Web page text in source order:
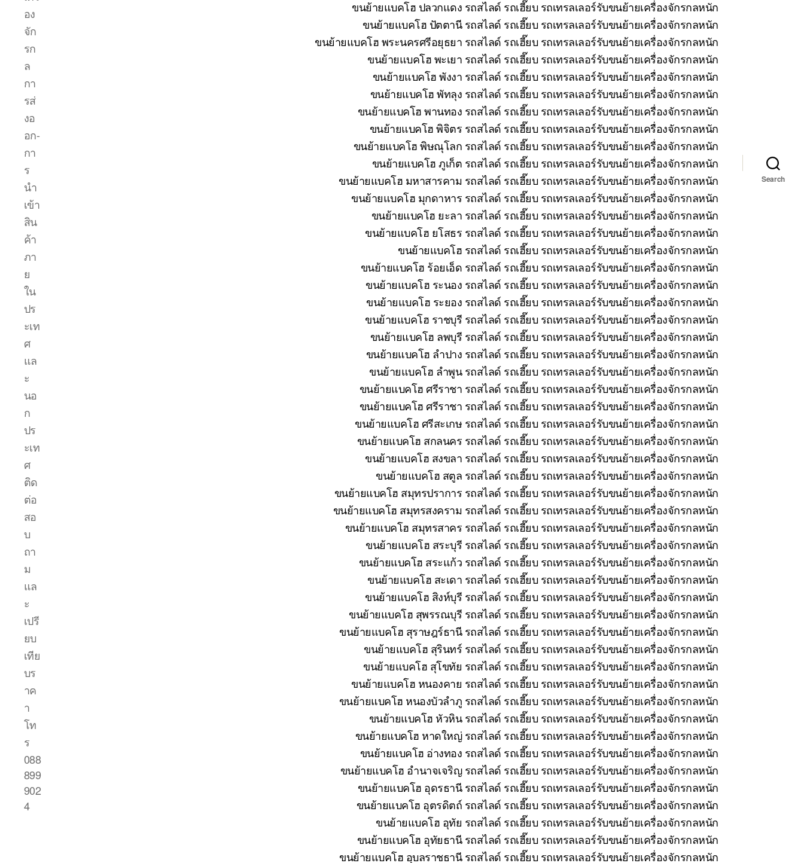
อง
จัก
รก
ล
กา
รส่
งอ
อก-
กา
ร
นำ
เข้า
สิน
ค้า
ภา
ย
ใน
ปร
ะเท
ศ
แล
ะ
นอ
ก
ปร
ะเท
ศ
ติด
ต่อ
สอ
บ
ถา
ม
แล
ะ
เปรี
ยบ
เทีย
บร
าค
า
โท
ร
088
899
902
4
ขนย้ายแบคโฮ ปลวกแดง รถสไลด์ รถเฮี๊ยบ รถเทรลเลอร์รับขนย้ายเครื่องจักรกลหนัก
ขนย้ายแบคโฮ ปัตตานี รถสไลด์ รถเฮี๊ยบ รถเทรลเลอร์รับขนย้ายเครื่องจักรกลหนัก
ขนย้ายแบคโฮ พระนครศรีอยุธยา รถสไลด์ รถเฮี๊ยบ รถเทรลเลอร์รับขนย้ายเครื่องจักรกลหนัก
ขนย้ายแบคโฮ พะเยา รถสไลด์ รถเฮี๊ยบ รถเทรลเลอร์รับขนย้ายเครื่องจักรกลหนัก
ขนย้ายแบคโฮ พังงา รถสไลด์ รถเฮี๊ยบ รถเทรลเลอร์รับขนย้ายเครื่องจักรกลหนัก
ขนย้ายแบคโฮ พัทลุง รถสไลด์ รถเฮี๊ยบ รถเทรลเลอร์รับขนย้ายเครื่องจักรกลหนัก
ขนย้ายแบคโฮ พานทอง รถสไลด์ รถเฮี๊ยบ รถเทรลเลอร์รับขนย้ายเครื่องจักรกลหนัก
ขนย้ายแบคโฮ พิจิตร รถสไลด์ รถเฮี๊ยบ รถเทรลเลอร์รับขนย้ายเครื่องจักรกลหนัก
ขนย้ายแบคโฮ พิษณุโลก รถสไลด์ รถเฮี๊ยบ รถเทรลเลอร์รับขนย้ายเครื่องจักรกลหนัก
ขนย้ายแบคโฮ ภูเก็ต รถสไลด์ รถเฮี๊ยบ รถเทรลเลอร์รับขนย้ายเครื่องจักรกลหนัก
ขนย้ายแบคโฮ มหาสารคาม รถสไลด์ รถเฮี๊ยบ รถเทรลเลอร์รับขนย้ายเครื่องจักรกลหนัก
ขนย้ายแบคโฮ มุกดาหาร รถสไลด์ รถเฮี๊ยบ รถเทรลเลอร์รับขนย้ายเครื่องจักรกลหนัก
ขนย้ายแบคโฮ ยะลา รถสไลด์ รถเฮี๊ยบ รถเทรลเลอร์รับขนย้ายเครื่องจักรกลหนัก
ขนย้ายแบคโฮ ยโสธร รถสไลด์ รถเฮี๊ยบ รถเทรลเลอร์รับขนย้ายเครื่องจักรกลหนัก
ขนย้ายแบคโฮ รถสไลด์ รถเฮี๊ยบ รถเทรลเลอร์รับขนย้ายเครื่องจักรกลหนัก
ขนย้ายแบคโฮ ร้อยเอ็ด รถสไลด์ รถเฮี๊ยบ รถเทรลเลอร์รับขนย้ายเครื่องจักรกลหนัก
ขนย้ายแบคโฮ ระนอง รถสไลด์ รถเฮี๊ยบ รถเทรลเลอร์รับขนย้ายเครื่องจักรกลหนัก
ขนย้ายแบคโฮ ระยอง รถสไลด์ รถเฮี๊ยบ รถเทรลเลอร์รับขนย้ายเครื่องจักรกลหนัก
ขนย้ายแบคโฮ ราชบุรี รถสไลด์ รถเฮี๊ยบ รถเทรลเลอร์รับขนย้ายเครื่องจักรกลหนัก
ขนย้ายแบคโฮ ลพบุรี รถสไลด์ รถเฮี๊ยบ รถเทรลเลอร์รับขนย้ายเครื่องจักรกลหนัก
ขนย้ายแบคโฮ ลำปาง รถสไลด์ รถเฮี๊ยบ รถเทรลเลอร์รับขนย้ายเครื่องจักรกลหนัก
ขนย้ายแบคโฮ ลำพูน รถสไลด์ รถเฮี๊ยบ รถเทรลเลอร์รับขนย้ายเครื่องจักรกลหนัก
ขนย้ายแบคโฮ ศรีราชา รถสไลด์ รถเฮี๊ยบ รถเทรลเลอร์รับขนย้ายเครื่องจักรกลหนัก
ขนย้ายแบคโฮ ศรีราชา รถสไลด์ รถเฮี๊ยบ รถเทรลเลอร์รับขนย้ายเครื่องจักรกลหนัก
ขนย้ายแบคโฮ ศรีสะเกษ รถสไลด์ รถเฮี๊ยบ รถเทรลเลอร์รับขนย้ายเครื่องจักรกลหนัก
ขนย้ายแบคโฮ สกลนคร รถสไลด์ รถเฮี๊ยบ รถเทรลเลอร์รับขนย้ายเครื่องจักรกลหนัก
ขนย้ายแบคโฮ สงขลา รถสไลด์ รถเฮี๊ยบ รถเทรลเลอร์รับขนย้ายเครื่องจักรกลหนัก
ขนย้ายแบคโฮ สตูล รถสไลด์ รถเฮี๊ยบ รถเทรลเลอร์รับขนย้ายเครื่องจักรกลหนัก
ขนย้ายแบคโฮ สมุทรปราการ รถสไลด์ รถเฮี๊ยบ รถเทรลเลอร์รับขนย้ายเครื่องจักรกลหนัก
ขนย้ายแบคโฮ สมุทรสงคราม รถสไลด์ รถเฮี๊ยบ รถเทรลเลอร์รับขนย้ายเครื่องจักรกลหนัก
ขนย้ายแบคโฮ สมุทรสาคร รถสไลด์ รถเฮี๊ยบ รถเทรลเลอร์รับขนย้ายเครื่องจักรกลหนัก
ขนย้ายแบคโฮ สระบุรี รถสไลด์ รถเฮี๊ยบ รถเทรลเลอร์รับขนย้ายเครื่องจักรกลหนัก
ขนย้ายแบคโฮ สระแก้ว รถสไลด์ รถเฮี๊ยบ รถเทรลเลอร์รับขนย้ายเครื่องจักรกลหนัก
ขนย้ายแบคโฮ สะเดา รถสไลด์ รถเฮี๊ยบ รถเทรลเลอร์รับขนย้ายเครื่องจักรกลหนัก
ขนย้ายแบคโฮ สิงห์บุรี รถสไลด์ รถเฮี๊ยบ รถเทรลเลอร์รับขนย้ายเครื่องจักรกลหนัก
ขนย้ายแบคโฮ สุพรรณบุรี รถสไลด์ รถเฮี๊ยบ รถเทรลเลอร์รับขนย้ายเครื่องจักรกลหนัก
ขนย้ายแบคโฮ สุราษฎร์ธานี รถสไลด์ รถเฮี๊ยบ รถเทรลเลอร์รับขนย้ายเครื่องจักรกลหนัก
ขนย้ายแบคโฮ สุรินทร์ รถสไลด์ รถเฮี๊ยบ รถเทรลเลอร์รับขนย้ายเครื่องจักรกลหนัก
ขนย้ายแบคโฮ สุโขทัย รถสไลด์ รถเฮี๊ยบ รถเทรลเลอร์รับขนย้ายเครื่องจักรกลหนัก
ขนย้ายแบคโฮ หนองคาย รถสไลด์ รถเฮี๊ยบ รถเทรลเลอร์รับขนย้ายเครื่องจักรกลหนัก
ขนย้ายแบคโฮ หนองบัวลำภู รถสไลด์ รถเฮี๊ยบ รถเทรลเลอร์รับขนย้ายเครื่องจักรกลหนัก
ขนย้ายแบคโฮ หัวหิน รถสไลด์ รถเฮี๊ยบ รถเทรลเลอร์รับขนย้ายเครื่องจักรกลหนัก
ขนย้ายแบคโฮ หาดใหญ่ รถสไลด์ รถเฮี๊ยบ รถเทรลเลอร์รับขนย้ายเครื่องจักรกลหนัก
ขนย้ายแบคโฮ อ่างทอง รถสไลด์ รถเฮี๊ยบ รถเทรลเลอร์รับขนย้ายเครื่องจักรกลหนัก
ขนย้ายแบคโฮ อำนาจเจริญ รถสไลด์ รถเฮี๊ยบ รถเทรลเลอร์รับขนย้ายเครื่องจักรกลหนัก
ขนย้ายแบคโฮ อุดรธานี รถสไลด์ รถเฮี๊ยบ รถเทรลเลอร์รับขนย้ายเครื่องจักรกลหนัก
ขนย้ายแบคโฮ อุตรดิตถ์ รถสไลด์ รถเฮี๊ยบ รถเทรลเลอร์รับขนย้ายเครื่องจักรกลหนัก
ขนย้ายแบคโฮ อุทัย รถสไลด์ รถเฮี๊ยบ รถเทรลเลอร์รับขนย้ายเครื่องจักรกลหนัก
ขนย้ายแบคโฮ อุทัยธานี รถสไลด์ รถเฮี๊ยบ รถเทรลเลอร์รับขนย้ายเครื่องจักรกลหนัก
ขนย้ายแบคโฮ อุบลราชธานี รถสไลด์ รถเฮี๊ยบ รถเทรลเลอร์รับขนย้ายเครื่องจักรกลหนัก
Search